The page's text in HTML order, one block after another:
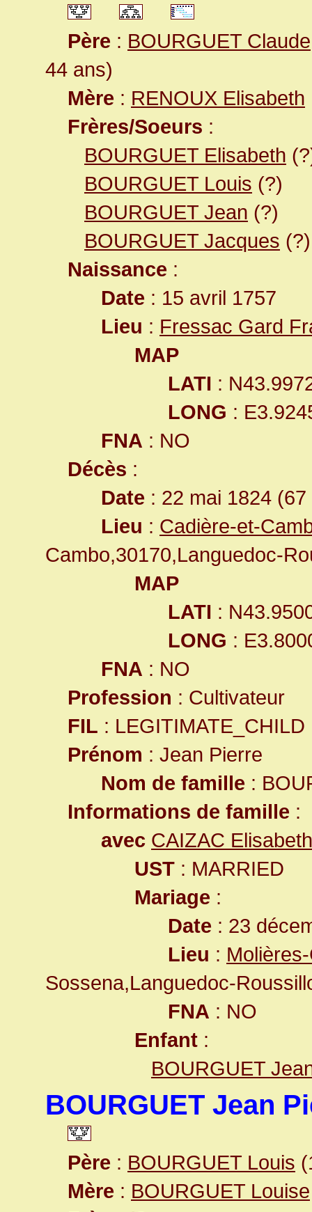
Père : BOURGUET Claude
44 ans)
Mère : RENOUX Elisabeth
Frères/Soeurs :
BOURGUET Elisabeth
BOURGUET Louis (?)
BOURGUET Jean (?)
BOURGUET Jacques (?)
Naissance :
Date : 15 avril 1757
Lieu : Fressac Gard
MAP
LATI :
LONG :
FNA : NO
Décès :
Date : 22 mai 1824
Lieu : Cadière-et-
Cambo,30170,Languedoc-
MAP
LATI :
LONG :
FNA : NO
Profession : Cultivateur
FIL : LEGITIMATE_CHILD
Prénom : Jean Pierre
Nom de famille :
Informations de famille :
avec CAIZAC Elisabeth
UST : MARRIED
Mariage :
Date : 23
Lieu :
Sossena,Languedoc-
FNA : NO
Enfant :
BOURGUET
BOURGUET Jean
Père : BOURGUET Louis
Mère : BOURGUET Louise